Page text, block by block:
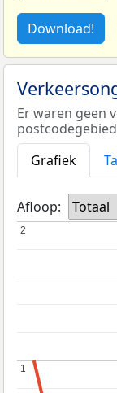
Download!
Er waren geen
Grafiek
Afloop: Totaal
1
1
2
2